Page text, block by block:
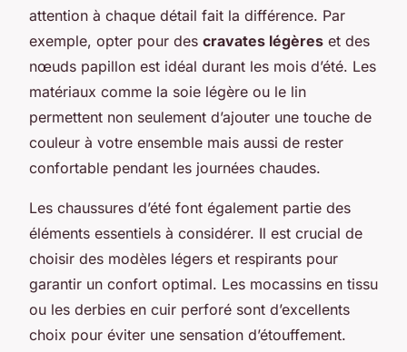
attention à chaque détail fait la différence. Par
exemple, opter pour des cravates légères et des
nœuds papillon est idéal durant les mois d’été. Les
matériaux comme la soie légère ou le lin
permettent non seulement d’ajouter une touche de
couleur à votre ensemble mais aussi de rester
confortable pendant les journées chaudes.
Les chaussures d’été font également partie des
éléments essentiels à considérer. Il est crucial de
choisir des modèles légers et respirants pour
garantir un confort optimal. Les mocassins en tissu
ou les derbies en cuir perforé sont d’excellents
choix pour éviter une sensation d’étouffement.